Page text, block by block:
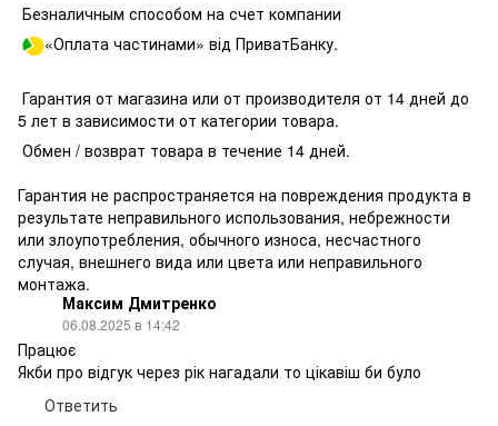
Безналичным способом на счет компании
«Оплата частинами» від ПриватБанку.
Гарантия от магазина или от производителя от 14 дней до
5 лет в зависимости от категории товара.
Обмен / возврат товара в течение 14 дней.
Гарантия не распространяется на повреждения продукта в
результате неправильного использования, небрежности
или злоупотребления, обычного износа, несчастного
случая, внешнего вида или цвета или неправильного
монтажа.
Максим Дмитренко
06.08.2025 в 14:42
Працює
Якби про відгук через рік нагадали то цікавіш би було
Ответить